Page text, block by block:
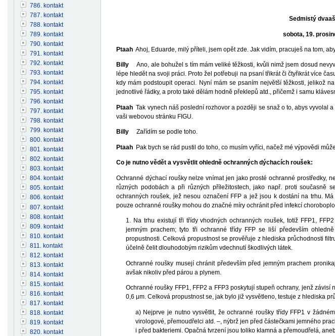
Sedmistý
sobota, 19.
Ptaah Ahoj, Eduarde, milý příteli, jsem opět zde. Jak vidím, pracuješ na tom,
Billy Ano, ale bohužel s tím mám veliké těžkosti, kvůli nimž jsem dosud
lépe hledět na svoji práci. Proto žel potřebuji na psaní třikrát či čtyřikrát více
kdy mám podstoupit operaci. Nyní mám se psaním největší těžkosti, jelikož
jednotlivé řádky, a proto také dělám hodně překlepů atd., přičemž i samu
Ptaah Tak vynech náš poslední rozhovor a později se snaž o to, abys vyvolal
vaši webovou stránku FIGU.
Billy Zařídím se podle toho.
Ptaah Pak bych se rád pustil do toho, co musím vyříci, načež mé výpovědi
Co je nutno vědět a vysvětlit ohledně ochranných dýchacích roušek:
Ochranné dýchací roušky nelze vnímat jen jako prosté ochranné prostředky,
různých podobách a při různých příležitostech, jako např. proti současně
ochranných roušek, jež nesou označení FFP a jež jsou k dostání na trhu.
pouze ochranné roušky mohou do značné míry ochránit před infekcí
1. Na trhu existují tři třídy vhodných ochranných roušek, totiž FFP1,
jemným prachem; tyto tři ochranné třídy FFP se liší především
propustnosti. Celková propustnost se prověřuje z hlediska průchodnosti
účelně čelit dlouhodobým rizikům vdechnutí škodlivých látek.
Ochranné roušky musejí chránit především před jemným prachem
avšak nikoliv před párou a plynem.
Ochranné roušky FFP1, FFP2 a FFP3 poskytují stupeň ochrany, jenž
0,6 μm. Celková propustnost se, jak bylo již vysvětleno, testuje z hlediska
a) Nejprve je nutno vysvětlit, že ochranné roušky třídy FFP1 v
virologové, přemoudřelci atd. –, nýbrž jen před částečkami jemného
i před bakteriemi. Opačná tvrzení jsou toliko klamná a přemoudřelá,
786. kontakt
787. kontakt
788. kontakt
789. kontakt
790. kontakt
791. kontakt
792. kontakt
793. kontakt
794. kontakt
795. kontakt
796. kontakt
797. kontakt
798. kontakt
799. kontakt
800. kontakt
801. kontakt
802. kontakt
803. kontakt
804. kontakt
805. kontakt
806. kontakt
807. kontakt
808. kontakt
809. kontakt
810. kontakt
811. kontakt
812. kontakt
813. kontakt
814. kontakt
815. kontakt
816. kontakt
817. kontakt
818. kontakt
819. kontakt
820. kontakt